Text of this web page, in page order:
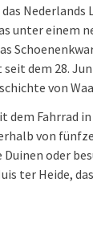
Nederlands
unter einem
dem 28.
von
dem Fahrrad
von
oder
ter Heide,